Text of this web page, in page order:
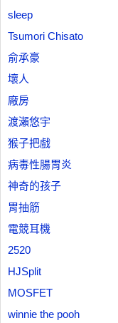
sleep
Tsumori Chisato
俞承豪
壞人
廠房
渡瀨悠宇
猴子把戲
病毒性腸胃炎
神奇的孩子
胃抽筋
電競耳機
2520
HJSplit
MOSFET
winnie the pooh